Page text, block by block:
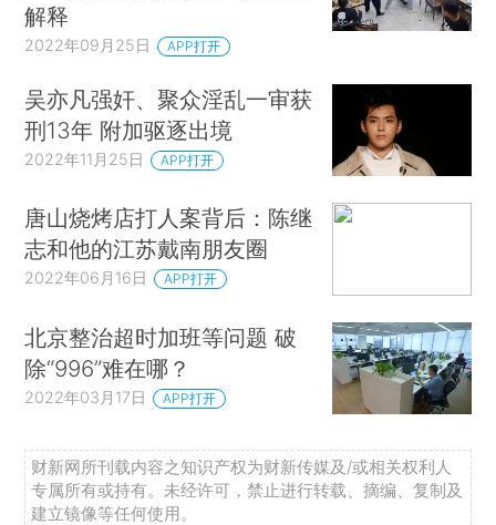
解释
2022年09月25日 APP打开
吴亦凡强奸、聚众淫乱一审获
刑13年 附加驱逐出境
2022年11月25日 APP打开
唐山烧烤店打人案背后：陈继
志和他的江苏戴南朋友圈
2022年06月16日 APP打开
北京整治超时加班等问题 破
除“996”难在哪？
2022年03月17日 APP打开
财新网所刊载内容之知识产权为财新传媒及/或相关权利人
专属所有或持有。未经许可，禁止进行转载、摘编、复制及
建立镜像等任何使用。